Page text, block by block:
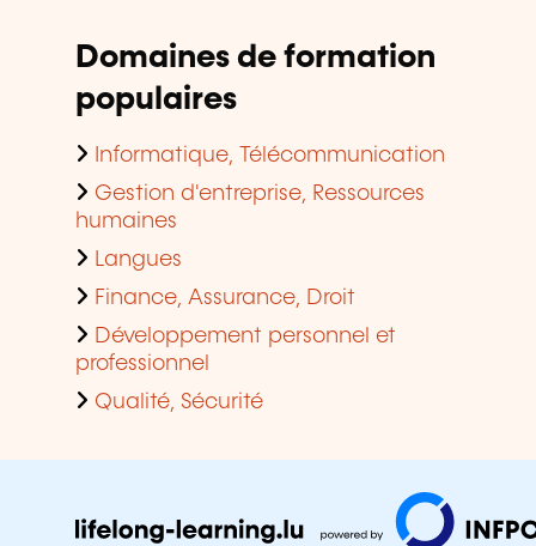
Domaines de formation
populaires
Informatique, Télécommunication
Gestion d'entreprise, Ressources
humaines
Langues
Finance, Assurance, Droit
Développement personnel et
professionnel
Qualité, Sécurité